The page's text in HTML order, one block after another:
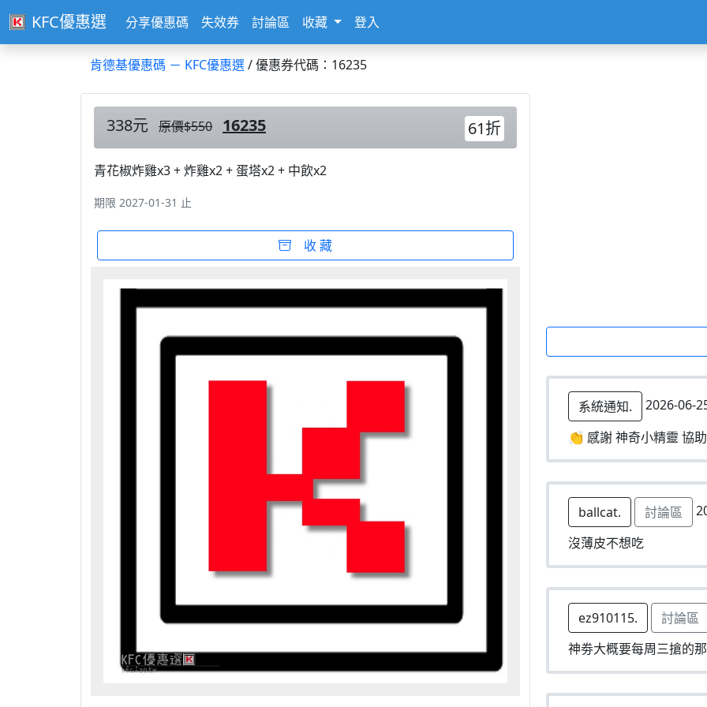
KFC優惠選 分享優惠碼 失效券 討論區 收藏 登入
肯德基優惠碼 － KFC優惠選/ 優惠券代碼：16235
338元 原價$550 16235 61折
青花椒炸雞x3 + 炸雞x2 + 蛋塔x2 + 中飲x2
期限 2027-01-31 止
收 藏
系統通知.
2026-06-
👏 感謝 神奇小精靈 協
ballcat. 討論區
沒薄皮不想吃
ez910115. 討論區
神劵大概要每周三搶的